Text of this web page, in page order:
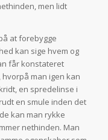
men lidt
at forebygge
kan sige hvem og
får konstateret
man igen kan
en spredelinse i
en smule inden det
kan man rykke
nethinden. Man